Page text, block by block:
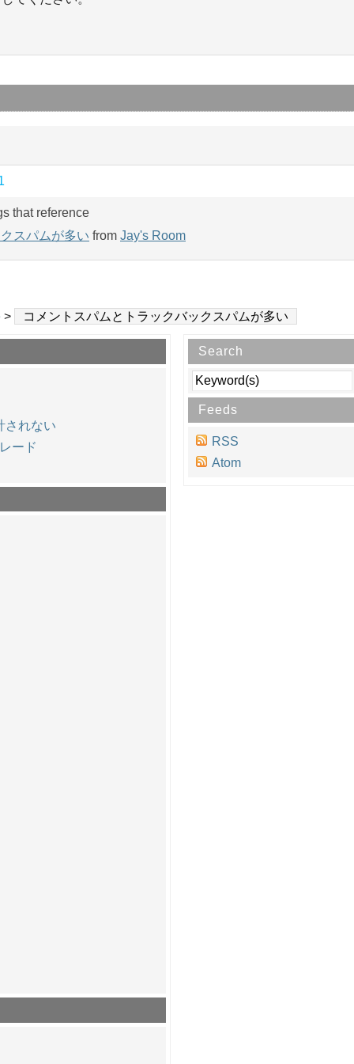
that reference
スパムが多い from Jay's Room
> コメントスパムとトラックバックスパムが多い
されない
ード
Search
Feeds
RSS
Atom